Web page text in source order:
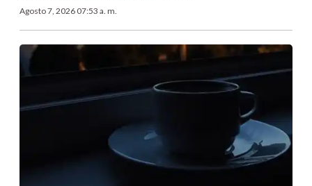
Agosto 7, 2026 07:53 a. m.